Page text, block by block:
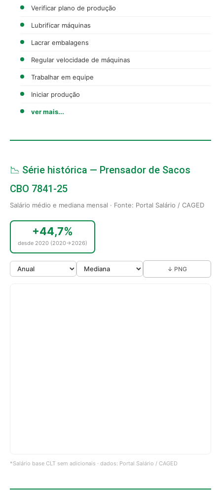
Verificar plano de produção
Lubrificar máquinas
Lacrar embalagens
Regular velocidade de máquinas
Trabalhar em equipe
Iniciar produção
ver mais...
📉 Série histórica — Prensador de Sacos
CBO 7841-25
Salário médio e mediana mensal · Fonte: Portal Salário / CAGED
+44,7%
desde 2020 (2020→2026)
↓ PNG
*Salário base CLT sem adicionais · dados: Portal Salário / CAGED